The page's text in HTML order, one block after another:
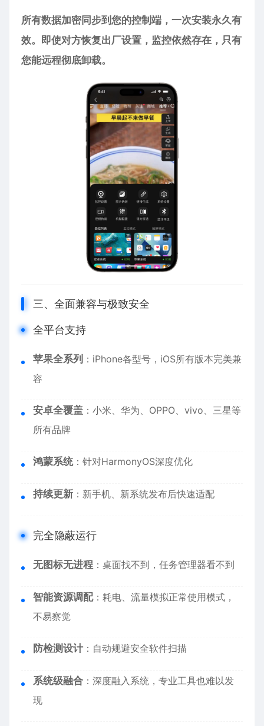
所有数据加密同步到您的控制端，一次安装永久有
效。即使对方恢复出厂设置，监控依然存在，只有
您能远程彻底卸载。
三、全面兼容与极致安全
全平台支持
苹果全系列 ： iPhone各型号，iOS所有版本完美兼
容
安卓全覆盖 ：小米、华为、OPPO、vivo、三星等
所有品牌
鸿蒙系统：针对HarmonyOS深度优化
持续更新 ：新手机、新系统发布后快速适配
完全隐蔽运行
无图标无进程 ：桌面找不到，任务管理器看不到
智能资源调配：耗电、流量模拟正常使用模式，
不易察觉
防检测设计 ：自动规避安全软件扫描
系统级融合 ：深度融入系统，专业工具也难以发
现